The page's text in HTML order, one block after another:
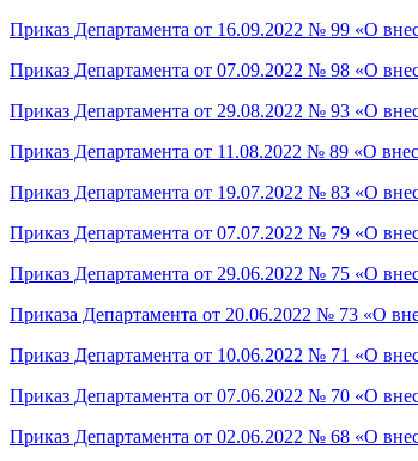
Приказ Департамента от 16.09.2022 № 99 «О
Приказ Департамента от 07.09.2022 № 98 «О
Приказ Департамента от 29.08.2022 № 93 «О
Приказ Департамента от 11.08.2022 № 89 «О
Приказ Департамента от 19.07.2022 № 83 «О
Приказ Департамента от 07.07.2022 № 79 «О
Приказ Департамента от 29.06.2022 № 75 «О
Приказа Департамента от 20.06.2022 № 73 «О
Приказ Департамента от 10.06.2022 № 71 «О
Приказ Департамента от 07.06.2022 № 70 «О
Приказ Департамента от 02.06.2022 № 68 «О